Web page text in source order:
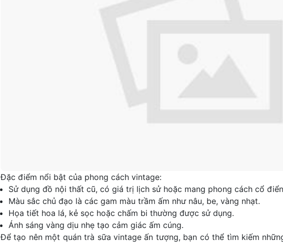
Đặc điểm nổi bật của phong cách vintage:
Sử dụng đồ nội thất cũ, có giá trị lịch sử hoặc mang phong cách cổ
Màu sắc chủ đạo là các gam màu trầm ấm như nâu, be, vàng nhạt.
Họa tiết hoa lá, kẻ sọc hoặc chấm bi thường được sử dụng.
Ánh sáng vàng dịu nhẹ tạo cảm giác ấm cúng.
Để tạo nên một quán trà sữa vintage ấn tượng, bạn có thể tìm kiếm